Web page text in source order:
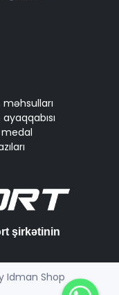
şirkətinin
Idman Shop